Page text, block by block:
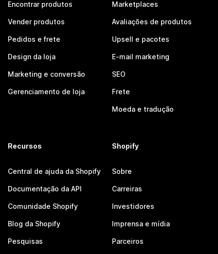
Encontrar produtos
Vender produtos
Pedidos e frete
Design da loja
Marketing e conversão
Gerenciamento de loja
Marketplaces
Avaliações de produtos
Upsell e pacotes
E-mail marketing
SEO
Frete
Moeda e tradução
Recursos
Central de ajuda da Shopify
Documentação da API
Comunidade Shopify
Blog da Shopify
Pesquisas
Shopify
Sobre
Carreiras
Investidores
Imprensa e mídia
Parceiros